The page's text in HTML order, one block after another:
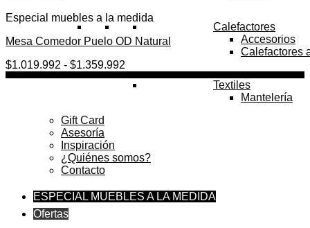
Calefactores
Accesorios
Calefactores
Textiles
Mantelería
Gift Card
Asesoría
Inspiración
¿Quiénes somos?
Contacto
ESPECIAL MUEBLES A LA MEDIDA
Ofertas
Especial muebles a la medida
Mesa Comedor Puelo OD Natural
$1.019.992 - $1.359.992
de
precios: